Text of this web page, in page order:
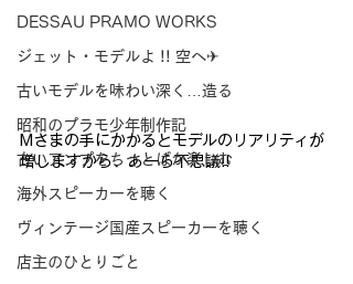
DESSAU PRAMO WORKS
ジェット・モデルよ !! 空へ✈
古いモデルを味わい深く…造る
昭和のプラモ少年制作記
古いアンプをちっとばか楽しむ
海外スピーカーを聴く
ヴィンテージ国産スピーカーを聴く
店主のひとりごと
Mさまの手にかかるとモデルのリアリティが
増しますから、あーら不思議!!